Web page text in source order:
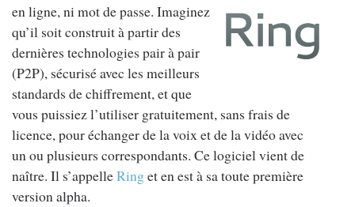
en ligne, ni mot de passe. Imaginez
qu’il soit construit à partir des
dernières technologies pair à pair
(P2P), sécurisé avec les meilleurs
standards de chiffrement, et que
vous puissiez l’utiliser gratuitement, sans frais de
licence, pour échanger de la voix et de la vidéo avec
un ou plusieurs correspondants. Ce logiciel vient de
naître. Il s’appelleRinget en est à sa toute première
version alpha.